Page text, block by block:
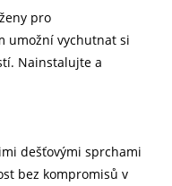
pro
umožní vychutnat si
Nainstalujte a
dešťovými sprchami
bez kompromisů v